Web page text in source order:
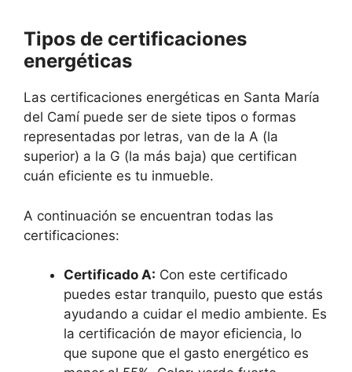
Tipos de certificaciones
energéticas
Las certificaciones energéticas en Santa María
del Camí puede ser de siete tipos o formas
representadas por letras, van de la A (la
superior) a la G (la más baja) que certifican
cuán eficiente es tu inmueble.
A continuación se encuentran todas las
certificaciones:
Certificado A: Con este certificado
puedes estar tranquilo, puesto que estás
ayudando a cuidar el medio ambiente. Es
la certificación de mayor eficiencia, lo
que supone que el gasto energético es